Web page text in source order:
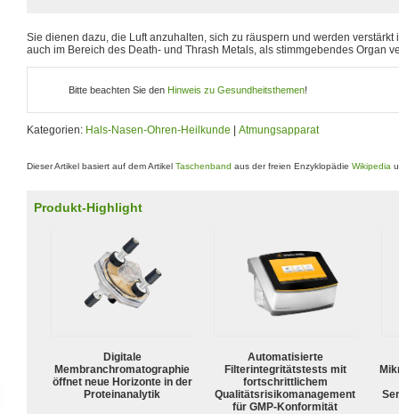
Sie dienen dazu, die Luft anzuhalten, sich zu räuspern und werden verstärkt
auch im Bereich des Death- und Thrash Metals, als stimmgebendes Organ
Bitte beachten Sie den Hinweis zu Gesundheitsthemen!
Kategorien: Hals-Nasen-Ohren-Heilkunde Atmungsapparat
Dieser Artikel basiert auf dem Artikel Taschenband aus der freien Enzyklopädie Wikipedia
Produkt-Highlight
Digitale
Membranchromatographie
öffnet neue Horizonte in der
Proteinanalytik
Automatisierte
Filterintegritätstests mit
fortschrittlichem
Qualitätsrisikomanagement
für GMP-Konformität